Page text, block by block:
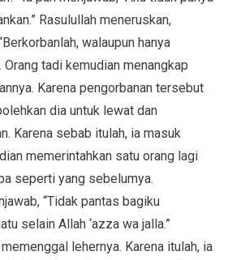
Rasulullah meneruskan,
walaupun hanya
tadi kemudian menangkap
Karena pengorbanan tersebut
dia untuk lewat dan
Karena sebab itulah, ia masuk
memerintahkan satu orang lagi
seperti yang sebelumya.
“Tidak pantas bagiku
selain Allah ‘azza wa jalla.”
lehernya. Karena itulah, ia